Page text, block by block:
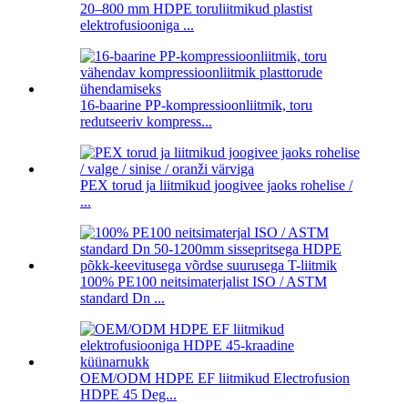
20–800 mm HDPE toruliitmikud plastist
elektrofusiooniga ...
16-baarine PP-kompressioonliitmik, toru
redutseeriv kompress...
PEX torud ja liitmikud joogivee jaoks rohelise /
...
100% PE100 neitsimaterjalist ISO / ASTM
standard Dn ...
OEM/ODM HDPE EF liitmikud Electrofusion
HDPE 45 Deg...